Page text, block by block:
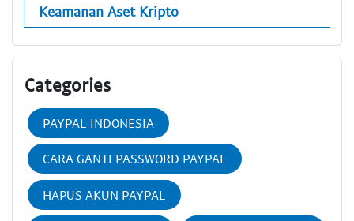
Keamanan Aset Kripto
Categories
PAYPAL INDONESIA
CARA GANTI PASSWORD PAYPAL
HAPUS AKUN PAYPAL